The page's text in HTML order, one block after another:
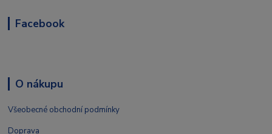
Facebook
O nákupu
Všeobecné obchodní podmínky
Doprava